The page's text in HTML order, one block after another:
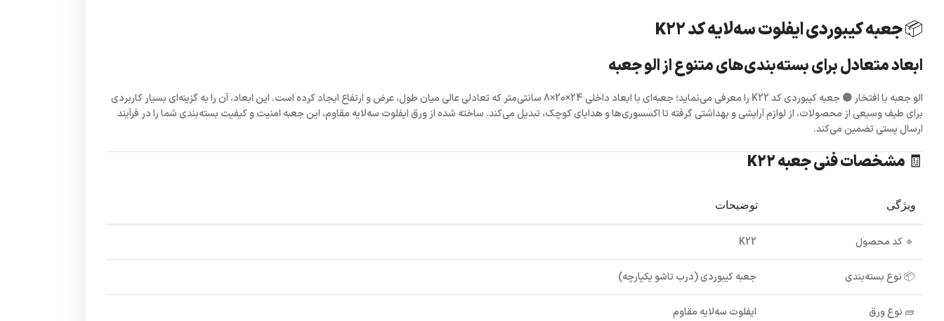
📦 جعبه کیبوردی ایفلوت سه‌لایه کد K22
ابعاد متعادل برای بسته‌بندی‌های متنوع ازالو جعبه
الو جعبه با افتخار 🟤 جعبه کیبوردی کد K22 را معرفی می‌نماید؛ جعبه‌ای با ابعاد داخلی24×20×8 سانتی‌متر
که تعادلی عالی میان طول، عرض و ارتفاع ایجاد کرده است. این ابعاد، آن را به گزینه‌ای بسیار کاربردی
برای طیف وسیعی از محصولات، از لوازم آرایشی و بهداشتی گرفته تا اکسسوری‌ها و هدایای کوچک، تبدیل می‌کند. ساخته شده از ورق ایفلوت سه‌لایه مقاوم، این جعبه امنیت و کیفیت بسته‌بندی شما را در فرآیند
ارسال پستی تضمین می‌کند.
🧾 مشخصات فنی جعبه K22
ویژگی توضیحات
🔹 کد محصول K22
📦نوع بسته‌بندی جعبه کیبوردی (درب تاشو یکپارچه)
🧱 نوع ورق ایفلوت سه‌لایه مقاوم